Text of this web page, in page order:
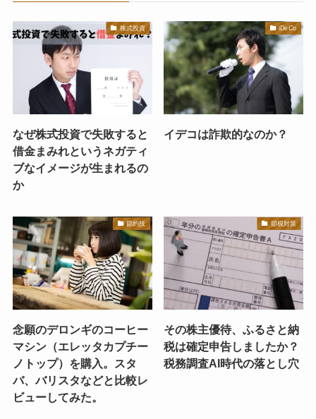
株式投資
なぜ株式投資で失敗すると
借金まみれというネガティ
ブなイメージが生まれるの
か
iDeCo
イデコは詐欺的なのか？
節約技
念願のデロンギのコーヒー
マシン（エレッタカプチー
ノトップ）を購入。スタ
バ、バリスタなどと比較レ
ビューしてみた。
節税対策
その株主優待、ふるさと納
税は確定申告しましたか？
税務調査AI時代の落とし穴